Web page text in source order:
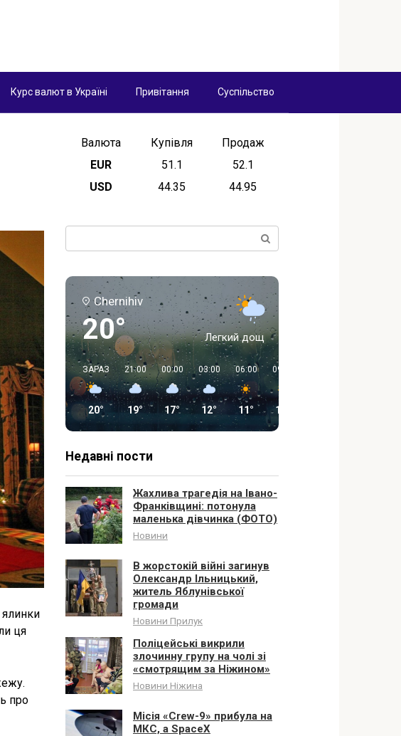
Курс валют в Україні Привітання Суспільство
ця
про
Валюта Купівля
Продаж
EUR
51.1
52.1
USD
44.35 44.95
Chernihiv
20° Легкий дощ
ЗАРАЗ
20°
21:00
19°
00:00
17°
03:00
12°
06:00
11°
09:00
18°
Недавні пости
Жахлива трагедія на Івано-
Франківщині: потонула
маленька дівчинка (ФОТО)
Новини
В жорстокій війні загинув
Олександр Ільницький,
житель Яблунівської
громади
Новини Прилук
Поліцейські викрили
злочинну групу на чолі зі
«смотрящим за Ніжином»
Новини Ніжина
Місія «Crew-9» прибула на
МКС, а SpaceX